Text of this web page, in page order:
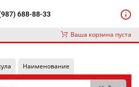
688-88-33
Ваша корзина пуста
Наименование